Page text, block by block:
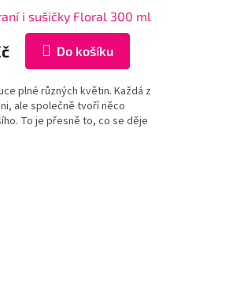
i sušičky Floral 300 ml
Do košíku
plné různých květin. Každá z
ale společně tvoří něco
To je přesně to, co se děje